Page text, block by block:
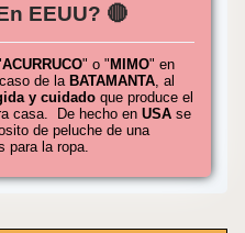
EEUU? 🔴
ACURRUCO" o " MIMO" en
de la BATAMANTA , al
y cuidado que produce el
casa. De hecho en USA se
de peluche de una
para la ropa.